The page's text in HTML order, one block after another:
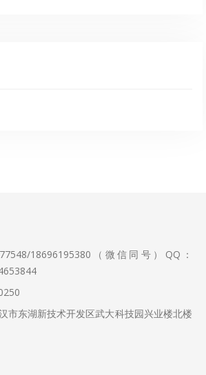
18696195380（微信同号）QQ：
市东湖新技术开发区武大科技园兴业楼北楼